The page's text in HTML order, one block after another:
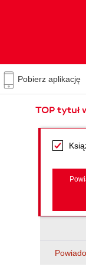
Pobierz aplikację
TOP tytuł